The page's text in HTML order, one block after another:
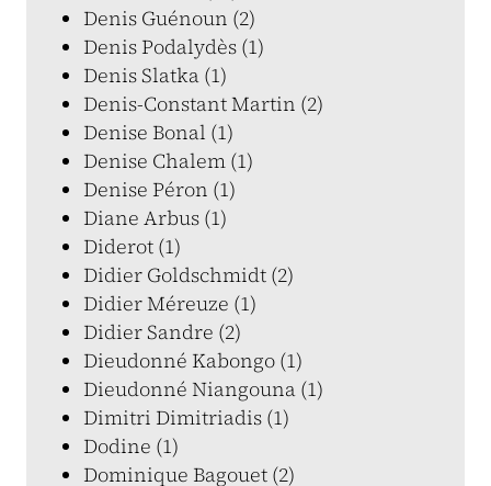
Denis Guénoun (2)
Denis Podalydès (1)
Denis Slatka (1)
Denis-Constant Martin (2)
Denise Bonal (1)
Denise Chalem (1)
Denise Péron (1)
Diane Arbus (1)
Diderot (1)
Didier Goldschmidt (2)
Didier Méreuze (1)
Didier Sandre (2)
Dieudonné Kabongo (1)
Dieudonné Niangouna (1)
Dimitri Dimitriadis (1)
Dodine (1)
Dominique Bagouet (2)